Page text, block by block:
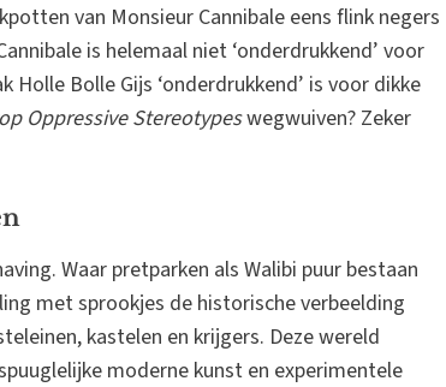
van Monsieur Cannibale eens flink negers
is helemaal niet ‘onderdrukkend’ voor
Bolle Gijs ‘onderdrukkend’ is voor dikke
Oppressive Stereotypeswegwuiven? Zeker
Waar pretparken als Walibi puur bestaan
met sprookjes de historische verbeelding
kastelen en krijgers. Deze wereld
moderne kunst en experimentele